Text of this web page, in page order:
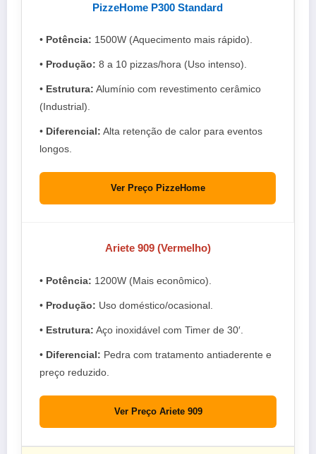
PizzeHome P300 Standard
• Potência: 1500W (Aquecimento mais rápido).
• Produção: 8 a 10 pizzas/hora (Uso intenso).
• Estrutura: Alumínio com revestimento cerâmico
(Industrial).
• Diferencial: Alta retenção de calor para eventos
longos.
Ver Preço PizzeHome
Ariete 909 (Vermelho)
• Potência: 1200W (Mais econômico).
• Produção: Uso doméstico/ocasional.
• Estrutura: Aço inoxidável com Timer de 30′.
• Diferencial: Pedra com tratamento antiaderente e
preço reduzido.
Ver Preço Ariete 909